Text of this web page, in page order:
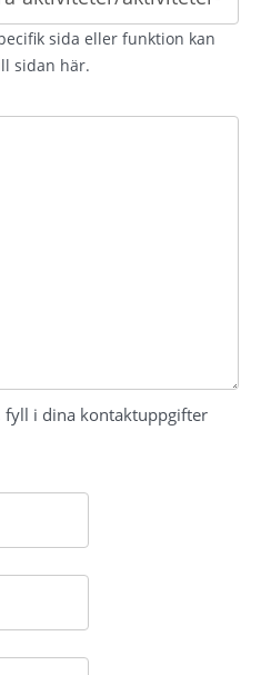
sida eller funktion kan
sidan här.
fyll i dina kontaktuppgifter